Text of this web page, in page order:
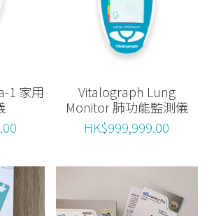
1 家用
Vitalograph Lung
Monitor 肺功能監測儀
HK$999,999.00